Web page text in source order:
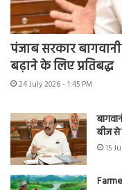
पंजाब सरकार
बढ़ाने के लिए प्रतिबद्ध
24 July 2026 - 1:45 PM
बीज से
15